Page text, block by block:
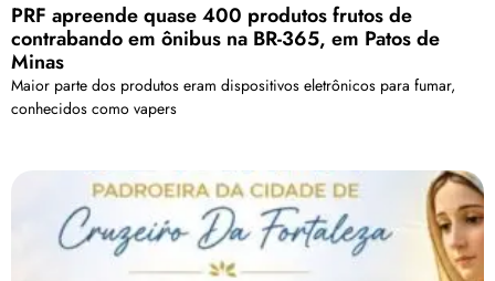
PRF apreende quase 400 produtos frutos de
contrabando em ônibus na BR-365, em Patos de
Minas
Maior parte dos produtos eram dispositivos eletrônicos para fumar,
conhecidos como vapers